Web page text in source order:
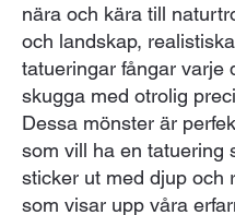
nära och kära till
och landskap, realistiska
tatueringar fångar varje
skugga med otrolig
Dessa mönster är
som vill ha en tatuering
sticker ut med djup och
som visar upp våra